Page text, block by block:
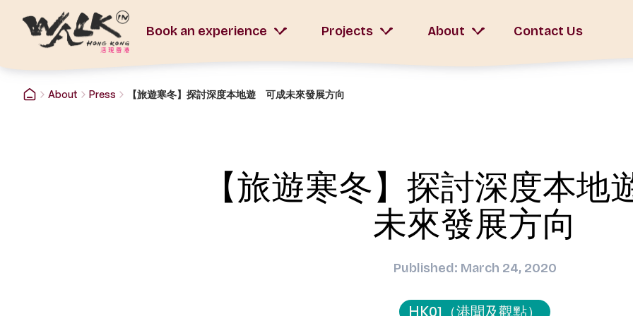
Book an experience Projects About Contact Us
About Press 【旅遊寒冬】探討深度本地遊 可成未來發展方向
【旅遊寒冬】探討深度本
未來發展方向
Published: March 24, 2020
HK01（港聞及觀點）